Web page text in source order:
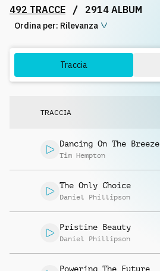
Licenze
492 TRACCE / 2914 ALBUM
Ordina per: Rilevanza
Traccia
TRACCIA
Dancing On The Breeze
Tim Hempton
The Only Choice
Daniel Phillipson
Pristine Beauty
Daniel Phillipson
Powering The Future